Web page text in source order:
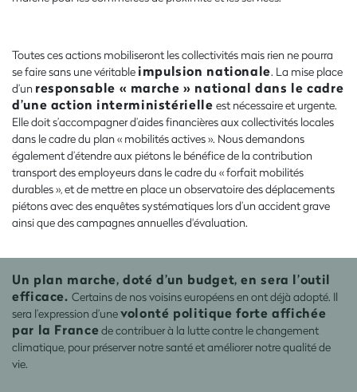
Toutes ces actions mobiliseront les collectivités mais rien ne pourra
se faire sans une véritable impulsion nationale. La mise place
d’un responsable « marche » national dans le cadre
d’une action interministérielle est nécessaire et urgente.
Elle doit s’accompagner d’aides financières aux collectivités locales
dans le cadre du plan « mobilités actives ». Nous demandons
également d’étendre aux piétons le bénéfice de la contribution
transport des employeurs dans le cadre du « forfait mobilités
durables », et de mettre en place un observatoire des déplacements
piétons avec des enquêtes systématiques lors d’un accident grave
ainsi que des campagnes annuelles d'évaluation.
Un plan marche, doté d’un budget, en sera l’outil
efficace.Certains de nos voisins européens en ont déjà adopté. Il
sera l’expression d’unevolonté politique forteaffichée
par la Francede contribuer à la lutte contre le changement
climatique, pour préserver notre santé et améliorer notre qualité de
vie.